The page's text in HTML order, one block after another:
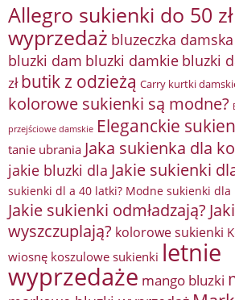
Allegro sukienki do 50 zł
wyprzedaż bluzeczka damska
bluzki dam bluzki damkie bluzki
zł butik z odzieżą Carry kurtki
kolorowe sukienki są modne?
przejściowe damskie Eleganckie
tanie ubrania Jaka sukienka dla
jakie bluzki dla Jakie sukienki
sukienki dl a 40 latki? Modne sukienki
Jakie sukienki odmładzają?
wyszczuplają? kolorowe sukienki
wiosnę koszulowe sukienki letnie
wyprzedaże mango bluzki